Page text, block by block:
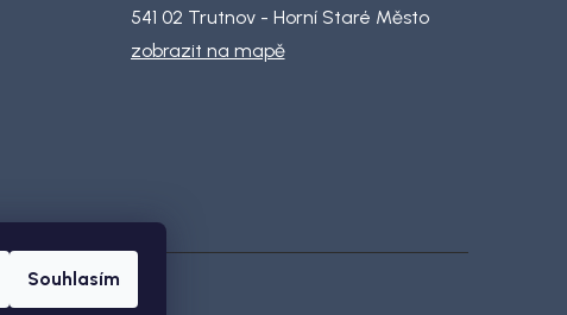
Souhlasím
541 02 Trutnov - Horní Staré Město
zobrazit na mapě